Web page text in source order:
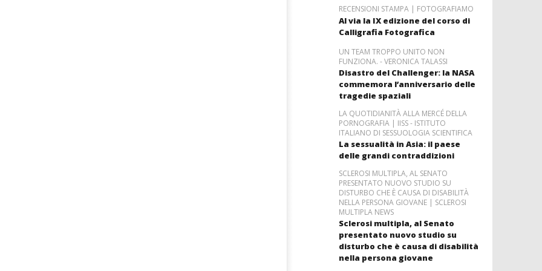
RECENSIONI STAMPA | FOTOGRAFIAMO
Al via la IX edizione del corso di
Calligrafia Fotografica
UN TEAM TROPPO UNITO NON
FUNZIONA. - VERONICA TALASSI
Disastro del Challenger: la NASA
commemora l’anniversario delle
tragedie spaziali
LA QUOTIDIANITÀ ALLA MERCÉ DELLA
PORNOGRAFIA | IISS - ISTITUTO
ITALIANO DI SESSUOLOGIA SCIENTIFICA
La sessualità in Asia: il paese
delle grandi contraddizioni
SCLEROSI MULTIPLA, AL SENATO
PRESENTATO NUOVO STUDIO SU
DISTURBO CHE È CAUSA DI DISABILITÀ
NELLA PERSONA GIOVANE | SCLEROSI
MULTIPLA NEWS
Sclerosi multipla, al Senato
presentato nuovo studio su
disturbo che è causa di disabilità
nella persona giovane